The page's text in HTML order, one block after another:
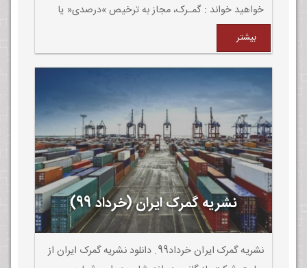
خواهید خواند : گمـرک، مجاز به ترخیص »درصدی« یا
»کامـل« کالا های » در صف تخصیص ارز « نیسـت و
کالاهای » در صـف تأمین ارز ترخیص می شوند.
بیشتر
نشریه گمرک ایران (خرداد 99)
نشریه گمرک ایران خرداد99. دانلود نشریه گمرک ایران از